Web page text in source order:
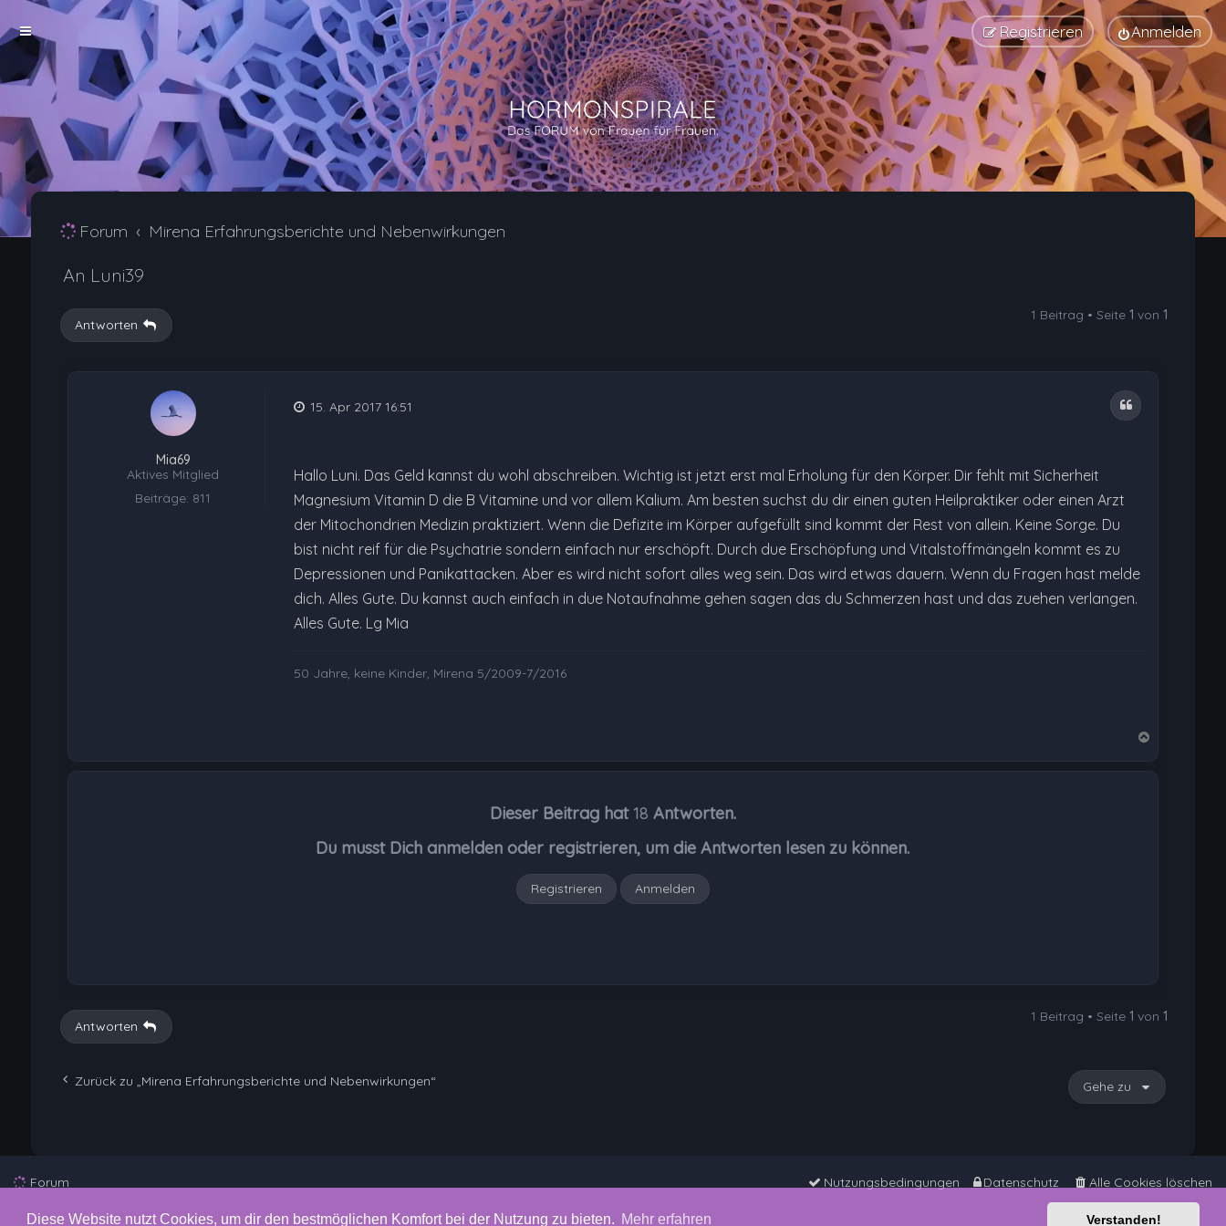
Diese Website nutzt Cookies, um dir den bestmöglichen Komfort bei der Nutzung zu bieten. Mehr erfahren Verstanden!
Anmelden
Registrieren
Forum Mirena Erfahrungsberichte und Nebenwirkungen
An Luni39
Antworten
1 Beitrag • Seite1 von1
Mia69
Aktives Mitglied
Beiträge: 811
Zitat
15. Apr 2017 16:51
Hallo Luni. Das Geld kannst du wohl abschreiben. Wichtig ist jetzt erst mal Erholung für den Körper. Dir fehlt mit Sicherheit
Magnesium Vitamin D die B Vitamine und vor allem Kalium. Am besten suchst du dir einen guten Heilpraktiker oder einen Arzt
der Mitochondrien Medizin praktiziert. Wenn die Defizite im Körper aufgefüllt sind kommt der Rest von allein. Keine Sorge. Du
bist nicht reif für die Psychatrie sondern einfach nur erschöpft. Durch due Erschöpfung und Vitalstoffmängeln kommt es zu
Depressionen und Panikattacken. Aber es wird nicht sofort alles weg sein. Das wird etwas dauern. Wenn du Fragen hast melde
dich. Alles Gute. Du kannst auch einfach in due Notaufnahme gehen sagen das du Schmerzen hast und das zuehen verlangen.
Alles Gute. Lg Mia
50 Jahre, keine Kinder, Mirena 5/2009-7/2016
Dieser Beitrag hat 18 Antworten.
Du musst Dich anmelden oder registrieren, um die Antworten lesen zu können.
Registrieren Anmelden
Antworten
1 Beitrag • Seite1 von1
Zurück zu „Mirena Erfahrungsberichte und Nebenwirkungen“ Gehe zu
Forum Alle Cookies löschen
Datenschutz
Nutzungsbedingungen